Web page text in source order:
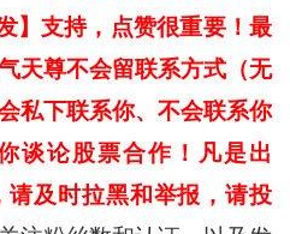
】支持，点赞很重要！最
天尊不会留联系方式（无
私下联系你、不会联系你
谈论股票合作！凡是出
及时拉黑和举报，请投